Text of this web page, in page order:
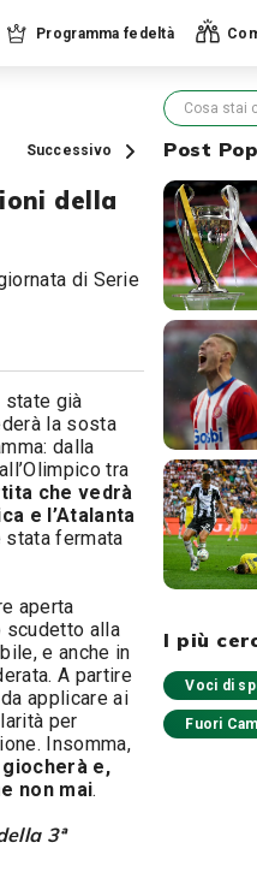
Programma fedeltà
Successivo
della
di Serie
state già
la sosta
dalla
tra
che vedrà
e l’Atalanta
stata fermata
aperta
scudetto alla
e anche in
A partire
applicare ai
per
Insomma,
e,
non mai.
3ª
Post
I più
Voci di
Fuori